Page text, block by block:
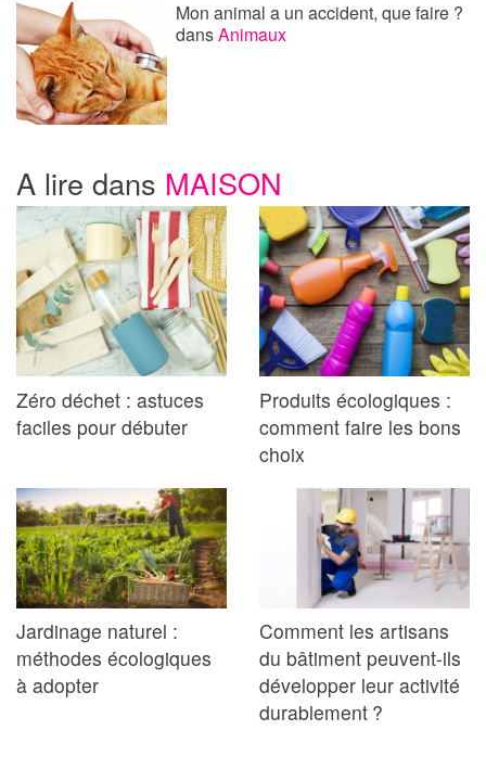
Mon animal a un accident, que faire ?
dansAnimaux
A lire dans MAISON
Zéro déchet : astuces
faciles pour débuter
Produits écologiques :
comment faire les bons
choix
Jardinage naturel :
méthodes écologiques
à adopter
Comment les artisans
du bâtiment peuvent-ils
développer leur activité
durablement ?